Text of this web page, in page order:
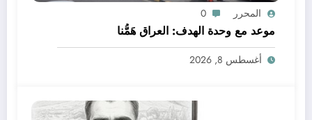
المحرر 0
موعد مع وحدة الهدف: العراق هَمُّنا
أغسطس 8, 2026